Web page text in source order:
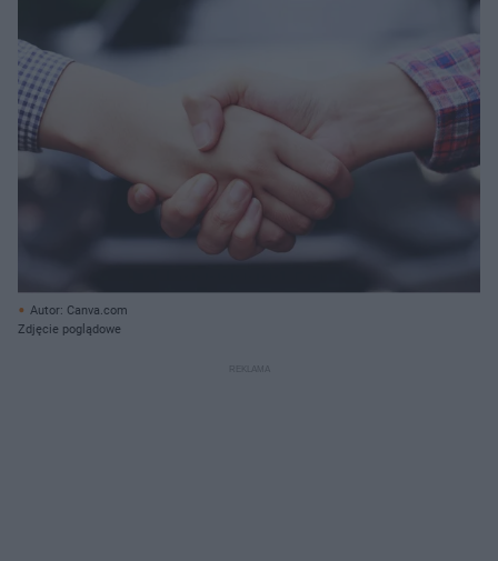
Autor: Canva.com
Zdjęcie poglądowe